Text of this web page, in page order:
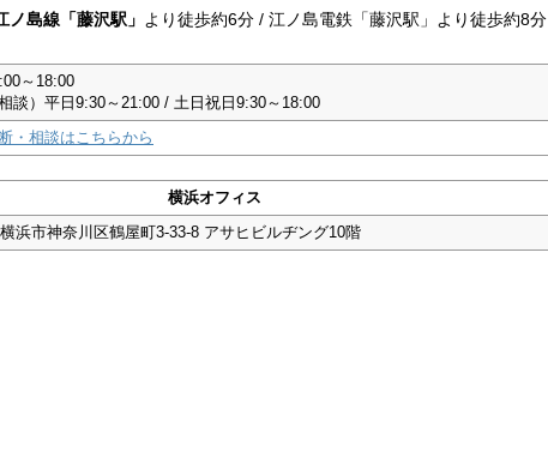
島線「藤沢駅」 より徒歩約6分 / 江ノ島電鉄「藤沢駅」より徒歩約8分
～18:00
相談）平日9:30～21:00 / 土日祝日9:30～18:00
・相談はこちらから
横浜オフィス
浜市神奈川区鶴屋町3-33-8 アサヒビルヂング10階